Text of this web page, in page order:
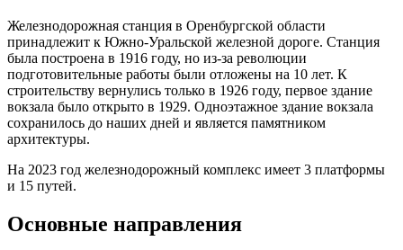
Железнодорожная станция в Оренбургской области
принадлежит к Южно-Уральской железной дороге. Станция
была построена в 1916 году, но из-за революции
подготовительные работы были отложены на 10 лет. К
строительству вернулись только в 1926 году, первое здание
вокзала было открыто в 1929. Одноэтажное здание вокзала
сохранилось до наших дней и является памятником
архитектуры.
На 2023 год железнодорожный комплекс имеет 3 платформы
и 15 путей.
Основные направления